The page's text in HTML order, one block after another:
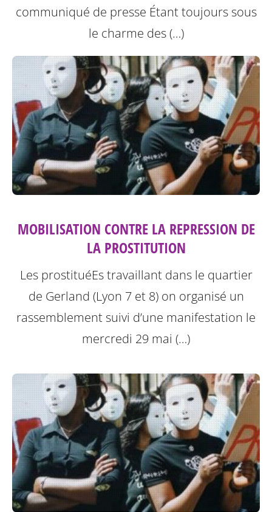
communiqué de presse Étant toujours sous
le charme des (…)
MOBILISATION CONTRE LA REPRESSION DE
LA PROSTITUTION
Les prostituéEs travaillant dans le quartier
de Gerland (Lyon 7 et 8) on organisé un
rassemblement suivi d’une manifestation le
mercredi 29 mai (…)